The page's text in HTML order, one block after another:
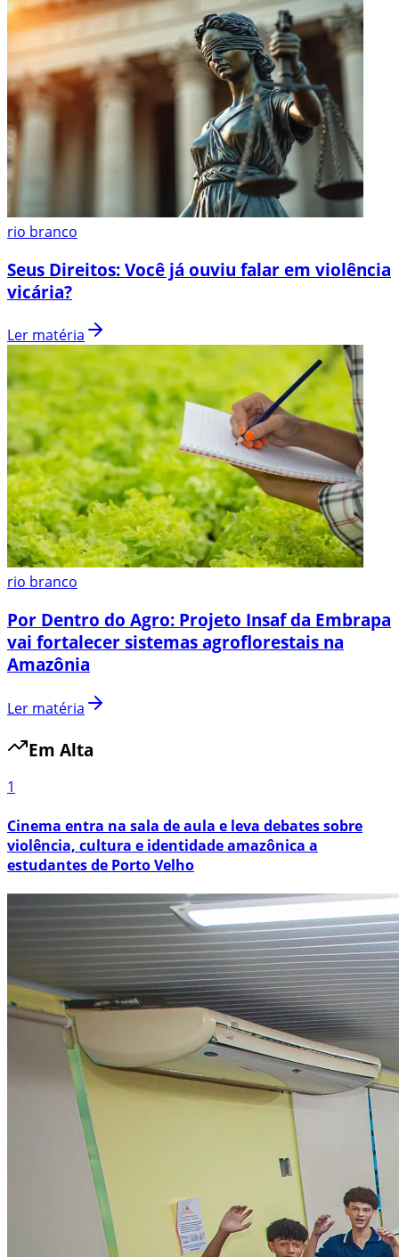
rio branco
Seus Direitos: Você já ouviu falar em violência
vicária?
Ler matéria
rio branco
Por Dentro do Agro: Projeto Insaf da Embrapa
vai fortalecer sistemas agroflorestais na
Amazônia
Ler matéria
Em Alta
1
Cinema entra na sala de aula e leva debates sobre
violência, cultura e identidade amazônica a
estudantes de Porto Velho